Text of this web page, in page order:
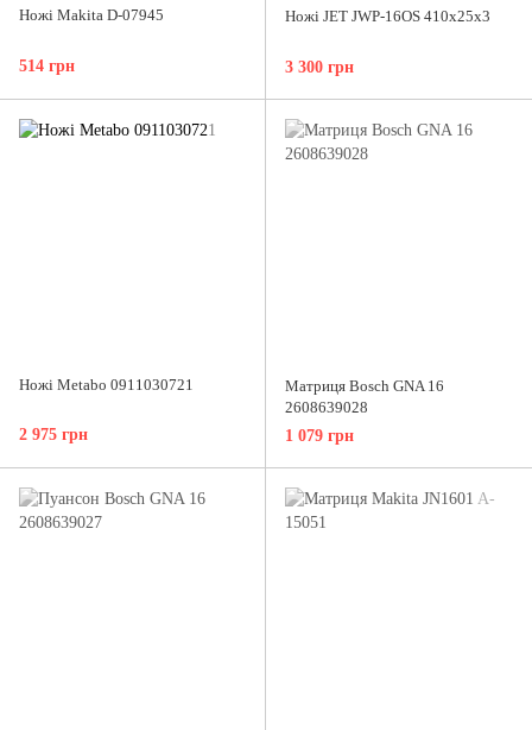
Ножі Makita D-07945
514 грн
Ножі JET JWP-16OS 410x25x3
3 300 грн
Ножі Metabo 0911030721
2 975 грн
Матриця Bosch GNA 16
2608639028
1 079 грн